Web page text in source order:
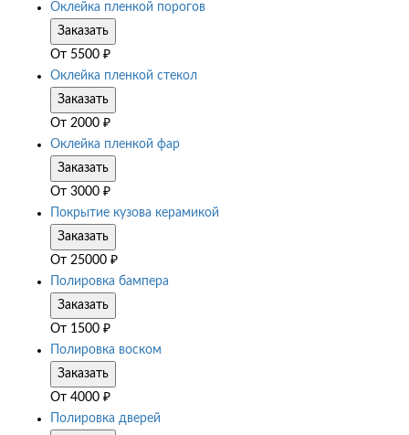
Оклейка пленкой порогов
Заказать
От 5500 ₽
Оклейка пленкой стекол
Заказать
От 2000 ₽
Оклейка пленкой фар
Заказать
От 3000 ₽
Покрытие кузова керамикой
Заказать
От 25000 ₽
Полировка бампера
Заказать
От 1500 ₽
Полировка воском
Заказать
От 4000 ₽
Полировка дверей